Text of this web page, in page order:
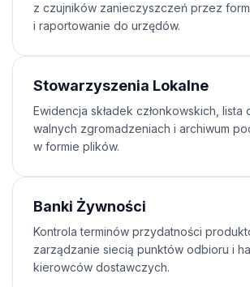
z czujników zanieczyszczeń przez
i raportowanie do urzędów.
Stowarzyszenia Lokalne
Ewidencja składek członkowskich, lista
walnych zgromadzeniach i archiwum
w formie plików.
Banki Żywności
Kontrola terminów przydatności
zarządzanie siecią punktów odbioru i
kierowców dostawczych.